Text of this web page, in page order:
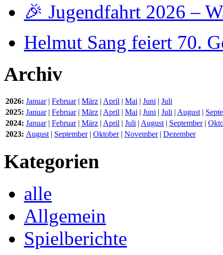
🎉 Jugendfahrt 2026 –
Helmut Sang feiert 70.
Archiv
2026: Januar| Februar| März | April | Mai | Juni | Juli
2025: Januar| Februar| März | April | Mai | Juni | Juli | August |
2024: Januar| Februar| März | April | Juli | August | September|
2023: August | September| Oktober| November| Dezember
Kategorien
alle
Allgemein
Spielberichte